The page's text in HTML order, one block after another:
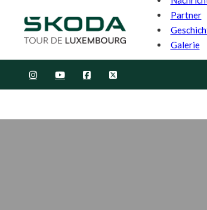
Partner
Galerie